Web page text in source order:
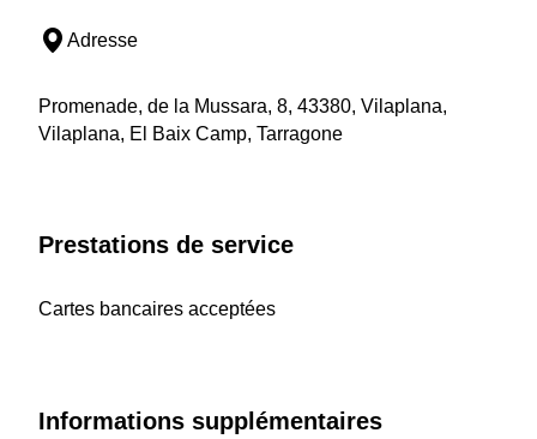
Adresse
Promenade, de la Mussara, 8, 43380, Vilaplana,
Vilaplana, El Baix Camp, Tarragone
Prestations de service
Cartes bancaires acceptées
Informations supplémentaires